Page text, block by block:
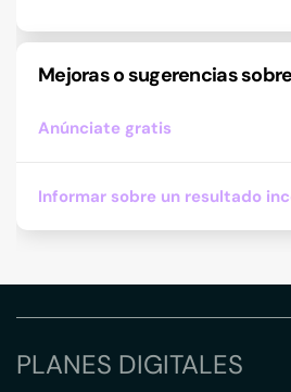
Mejoras o sugerencias
Anúnciate gratis
Informar sobre un resultado
PLANES DIGITALES